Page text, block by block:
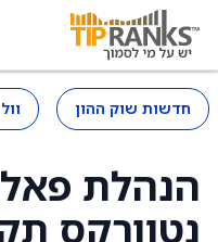
חדשות שוק ההון
הנהלת
נטוורקס